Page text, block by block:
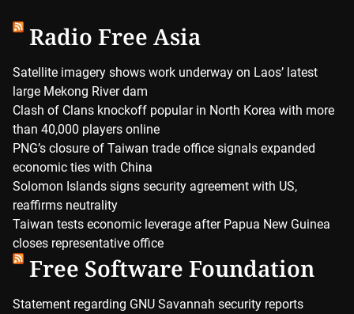
Radio Free Asia
Satellite imagery shows work underway on Laos’ latest
large Mekong River dam
Clash of Clans knockoff popular in North Korea with more
than 40,000 players online
PNG’s closure of Taiwan trade office signals expanded
economic ties with China
Solomon Islands signs security agreement with US,
reaffirms neutrality
Taiwan tests economic leverage after Papua New Guinea
closes representative office
Free Software Foundation
Statement regarding GNU Savannah security reports